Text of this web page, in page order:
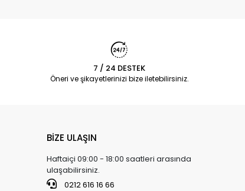
7 / 24 DESTEK
Öneri ve şikayetlerinizi bize iletebilirsiniz.
BİZE ULAŞIN
Haftaiçi 09:00 - 18:00 saatleri arasında
ulaşabilirsiniz.
0212 616 16 66